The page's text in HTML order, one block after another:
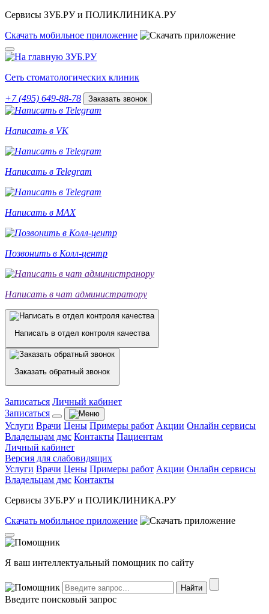
Сервисы ЗУБ.РУ и ПОЛИКЛИНИКА.РУ
Скачать мобильное приложение
Сеть стоматологических клиник
+7 (495) 649-88-78 Заказать звонок
Написать в VK
Написать в Telegram
Написать в MAX
Позвонить в Колл-центр
Написать в чат администратору
Написать в отдел контроля качества
Заказать обратный звонок
Записаться Личный кабинет
Записаться
Услуги Врачи Цены Примеры работ Акции Онлайн сервисы
Владельцам дмс Контакты Пациентам
Личный кабинет
Версия для слабовидящих
Услуги Врачи Цены Примеры работ Акции Онлайн сервисы
Владельцам дмс Контакты
Сервисы ЗУБ.РУ и ПОЛИКЛИНИКА.РУ
Скачать мобильное приложение
Я ваш интеллектуальный помощник по сайту
Введите поисковый запрос